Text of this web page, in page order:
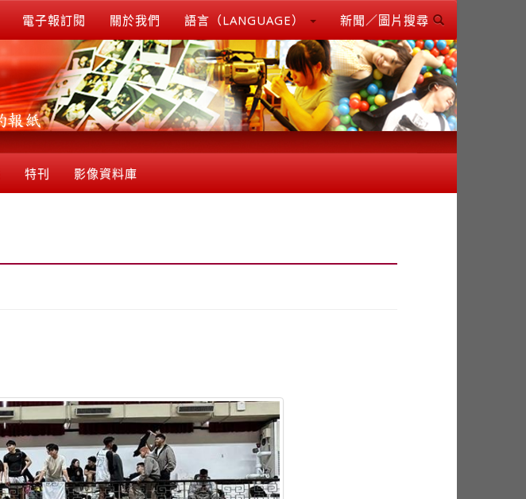
電子報訂閱 關於我們 語言（LANGUAGE） 新聞／圖片搜尋
特刊 影像資料庫